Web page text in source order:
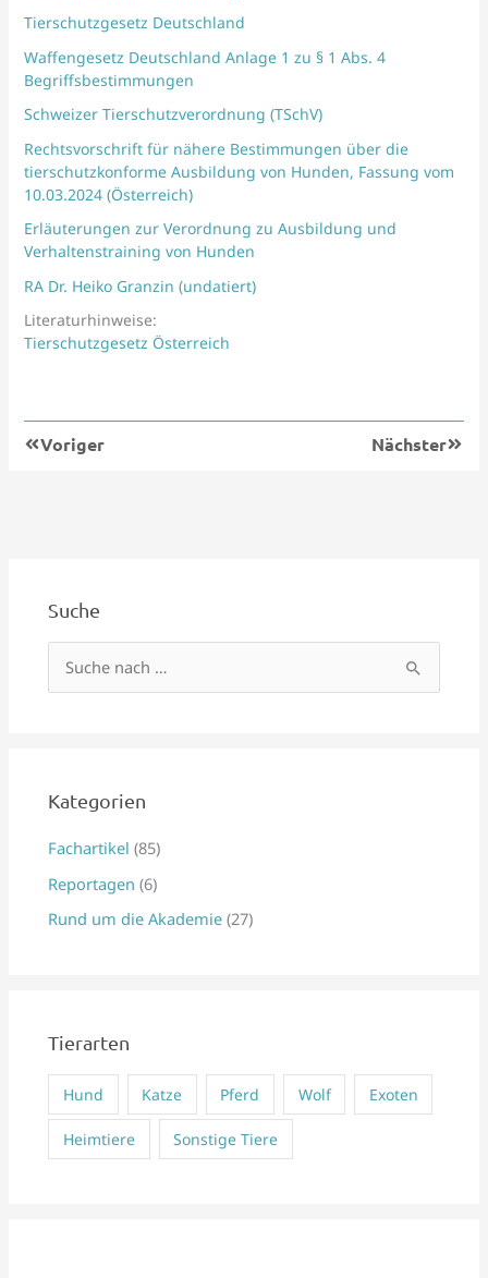
Tierschutzgesetz Deutschland
Waffengesetz Deutschland Anlage 1 zu § 1 Abs. 4
Begriffsbestimmungen
Schweizer Tierschutzverordnung (TSchV)
Rechtsvorschrift für nähere Bestimmungen über die
tierschutzkonforme Ausbildung von Hunden, Fassung vom
10.03.2024 (Österreich)
Erläuterungen zur Verordnung zu Ausbildung und
Verhaltenstraining von Hunden
RA Dr. Heiko Granzin (undatiert)
Literaturhinweise:
Tierschutzgesetz Österreich
Voriger Nächster
Suche
e
n
a
c
Kategorien
Fachartikel (85)
Reportagen (6)
Rund um die Akademie (27)
Tierarten
Hund Katze Pferd Wolf Exoten
Heimtiere Sonstige Tiere